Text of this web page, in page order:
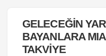
GELECEĞİN
BAYANLARA
TAKVİYE